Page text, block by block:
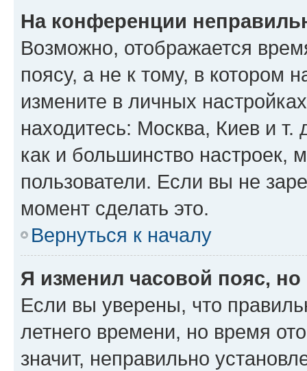
На конференции
Возможно, отображается
поясу, а не к тому, в котором
измените в личных
находитесь: Москва, Киев и т.
как и большинство настроек,
пользователи. Если вы не
момент сделать это.
Вернуться к началу
Я изменил часовой пояс,
Если вы уверены, что
летнего времени, но время
значит, неправильно